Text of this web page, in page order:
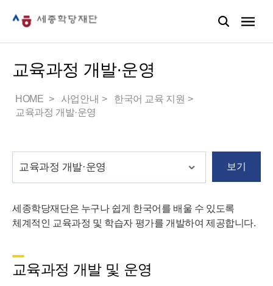
교육과정 개발·운영
HOME 사업안내
한국어 교육 지원
교육과정 개발·운영
보기
세종학당재단은 누구나 쉽게 한국어를 배울 수 있도록
체계적인 교육과정 및 학습자 평가를 개발하여 제공합니다.
교육과정 개발 및 운영